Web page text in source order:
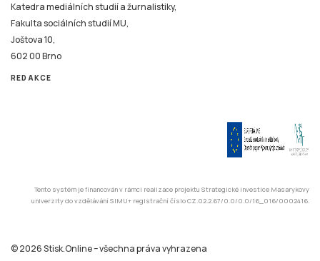
Katedra mediálních studií a žurnalistiky,
Fakulta sociálních studií MU,
Joštova 10,
602 00 Brno
REDAKCE
Tento systém je financován v rámci realizace projektu Strategické investice Masarykovy
univerzity do vzdělávání SIMU+ registrační číslo CZ.02.2.67/0.0/0.0/16_016/0002416.
© 2026 Stisk.Online – všechna práva vyhrazena